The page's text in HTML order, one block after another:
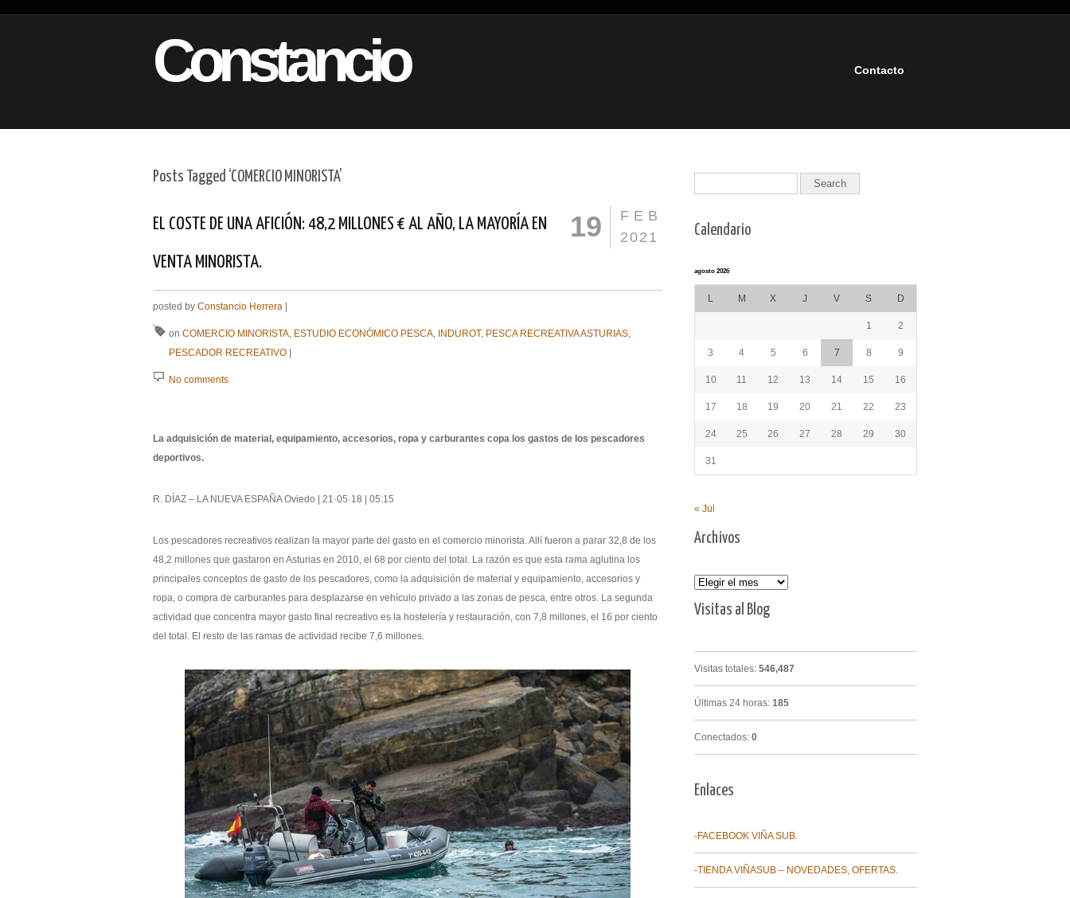
Constancio Contacto
Posts Tagged ‘COMERCIO MINORISTA’
EL COSTE DE UNA AFICIÓN: 48,2 MILLONES € AL AÑO, LA MAYORÍA EN
VENTA MINORISTA.
FEB
2021
19
posted by Constancio Herrera
on COMERCIO MINORISTA, ESTUDIO ECONÓMICO PESCA, INDUROT, PESCA RECREATIVA ASTURIAS,
PESCADOR RECREATIVO
No comments
La adquisición de material, equipamiento, accesorios, ropa y carburantes copa los gastos de los pescadores
deportivos.
R. DÍAZ – LA NUEVA ESPAÑA Oviedo | 21·05·18 | 05:15
Los pescadores recreativos realizan la mayor parte del gasto en el comercio minorista. Allí fueron a parar 32,8 de los
48,2 millones que gastaron en Asturias en 2010, el 68 por ciento del total. La razón es que esta rama aglutina los
principales conceptos de gasto de los pescadores, como la adquisición de material y equipamiento, accesorios y
ropa, o compra de carburantes para desplazarse en vehículo privado a las zonas de pesca, entre otros. La segunda
actividad que concentra mayor gasto final recreativo es la hostelería y restauración, con 7,8 millones, el 16 por ciento
del total. El resto de las ramas de actividad recibe 7,6 millones.
Calendario
agosto 2026
L M X J V S D
1 2
3 4 5 6 7 8 9
10 11 12 13 14 15 16
17 18 19 20 21 22 23
24 25 26 27 28 29 30
31
« Jul
Archivos
Archivos
Visitas al Blog
Visitas totales: 546,487
Últimas 24 horas: 185
Conectados: 0
Enlaces
-FACEBOOK VIÑA SUB.
-TIENDA VIÑASUB – NOVEDADES, OFERTAS.